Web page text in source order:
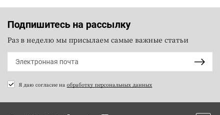
Подпишитесь на рассылку
Раз в неделю мы присылаем самые важные статьи
Я даю согласие на обработку персональных данных